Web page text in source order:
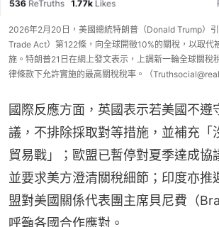
2026年2月20日，美國總統特朗普（Donald Trump）
Trade Act）第122條，向全球開徵10%的關稅，以取代
施。特朗普21日在網上發文表示，上調新一輪全球關稅
律條款下允許實施的最高關稅稅率。（
國際反應方面，英國表示若美國不遵
議，不排除採取對等措施，並補充「
貿易戰」；歐盟已暫停對夏季達成協
並要求美方澄清關稅細節；印度亦推
盟對美國關係代表團主席貝尼費（
呼籲各國合作應對。